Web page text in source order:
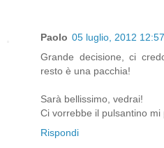
Paolo 05 luglio, 2012 12:57
Grande decisione, ci
resto è una pacchia!
Sarà bellissimo, vedrai!
Ci vorrebbe il pulsantino
Rispondi